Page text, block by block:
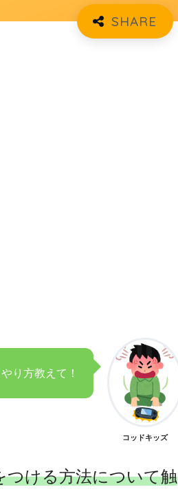
り方教えて！
コッドキッズ
つける方法について触